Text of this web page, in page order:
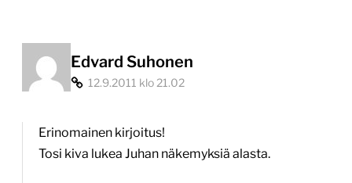
Edvard Suhonen
12.9.2011 klo 21.02
Erinomainen kirjoitus!
Tosi kiva lukea Juhan näkemyksiä alasta.